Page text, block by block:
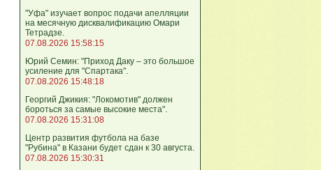
"Уфа" изучает вопрос подачи апелляции
на месячную дисквалификацию Омари
Тетрадзе.
07.08.2026 15:58:15
Юрий Семин: "Приход Даку – это большое
усиление для "Спартака".
07.08.2026 15:48:18
Георгий Джикия: "Локомотив" должен
бороться за самые высокие места".
07.08.2026 15:31:08
Центр развития футбола на базе
"Рубина" в Казани будет сдан к 30 августа.
07.08.2026 15:30:31